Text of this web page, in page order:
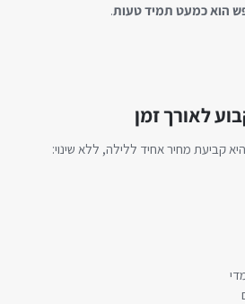
הוא כמעט תמיד טעות.
קביעת מחיר אחיד ללילה, ללא שינוי: